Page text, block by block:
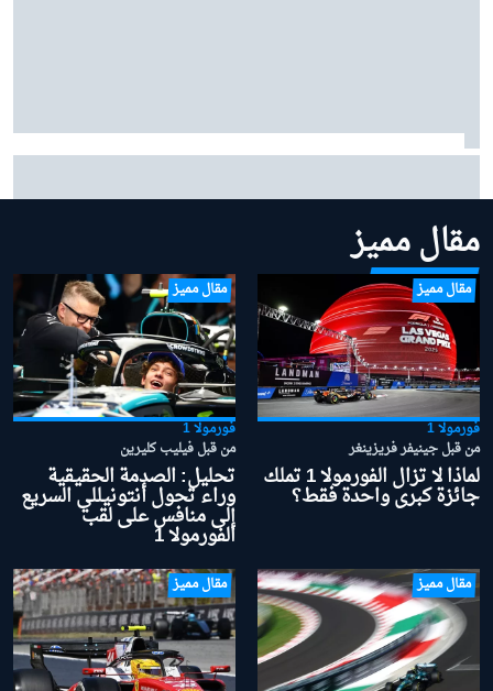
مرسيدس: "من المبكر جدًا" منح الأفضلية لأنتونيللي في
مقال مميز
مقال مميز
فورمولا 1
من قبل جينيفر فريزينغر
لماذا لا تزال الفورمولا 1 تملك
جائزة كبرى واحدة فقط؟
مقال مميز
فورمولا 1
من قبل فيليب كليرين
تحليل: الصدمة الحقيقية
وراء تحول أنتونيللي السريع
إلى منافس على لقب
الفورمولا 1
مقال مميز مقال مميز